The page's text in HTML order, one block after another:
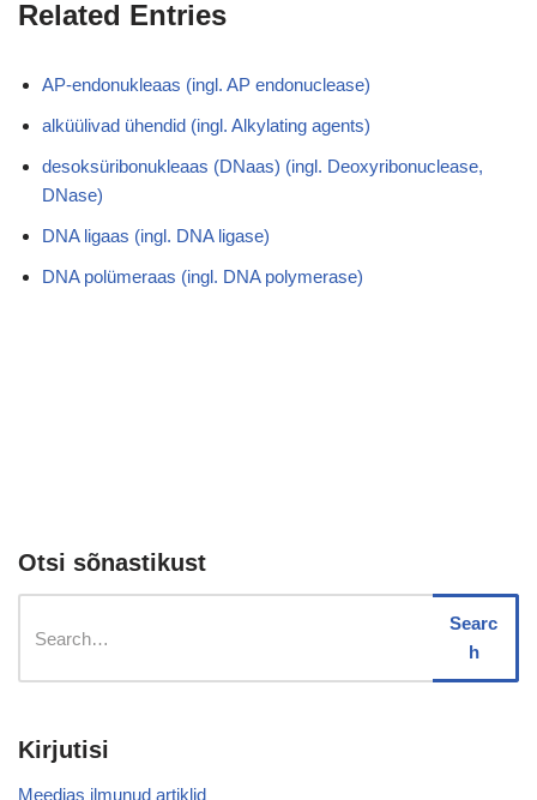
Related Entries
AP-endonukleaas (ingl. AP endonuclease)
alküülivad ühendid (ingl. Alkylating agents)
desoksüribonukleaas (DNaas) (ingl. Deoxyribonuclease,
DNase)
DNA ligaas (ingl. DNA ligase)
DNA polümeraas (ingl. DNA polymerase)
Otsi sõnastikust
Searc
h
Kirjutisi
Meedias ilmunud artiklid